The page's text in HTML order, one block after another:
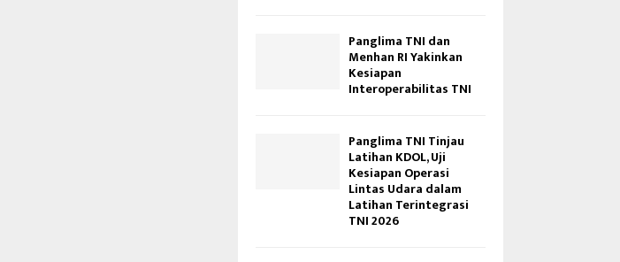
Panglima TNI dan
Menhan RI Yakinkan
Kesiapan
Interoperabilitas TNI
Panglima TNI Tinjau
Latihan KDOL, Uji
Kesiapan Operasi
Lintas Udara dalam
Latihan Terintegrasi
TNI 2026